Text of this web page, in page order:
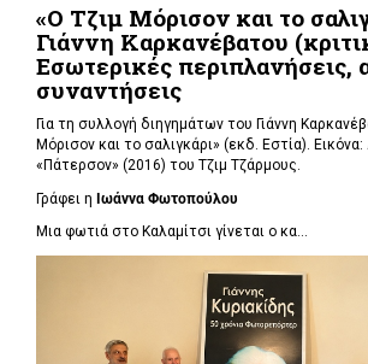
«Ο Τζιμ Μόρισον και το
Γιάννη Καρκανέβατου
Εσωτερικές περιπλανήσεις,
συναντήσεις
Για τη συλλογή διηγημάτων του Γιάννη
Μόρισον και το σαλιγκάρι» (εκδ. Εστία). Εικόνα:
«Πάτερσον» (2016) του Τζιμ Τζάρμους.
Γράφει η Ιωάννα Φωτοπούλου
Μια φωτιά στο Καλαμίτσι γίνεται ο κα...